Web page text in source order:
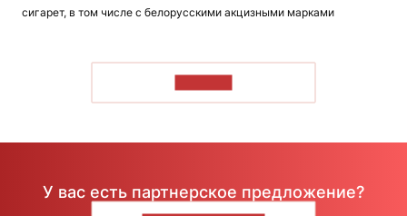
сигарет, в том числе с белорусскими акцизными марками
У вас есть партнерское предложение?